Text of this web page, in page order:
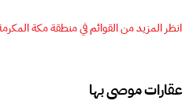
انظر المزيد من القوائم في منطقة مكة
عقارات موصى بها